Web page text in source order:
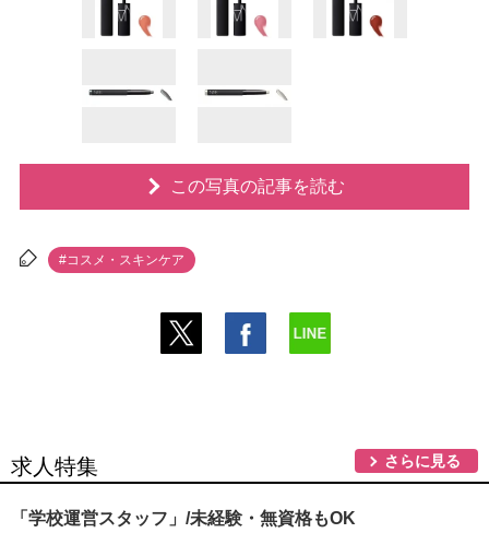
この写真の記事を読む
#コスメ・スキンケア
求人特集 さらに見る
「学校運営スタッフ」/未経験・無資格もOK